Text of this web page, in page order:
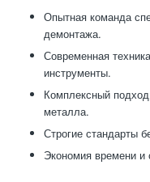
Опытная команда
демонтажа.
Современная
инструменты.
Комплексный
металла.
Строгие стандарты
Экономия времени и